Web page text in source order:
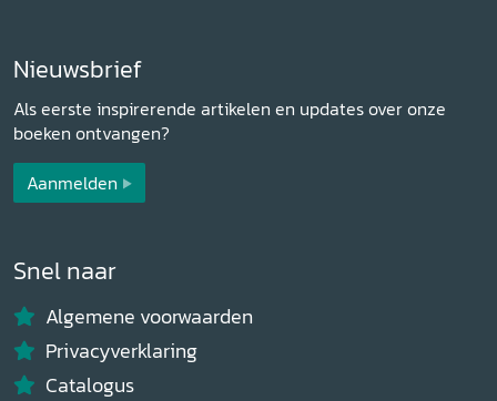
Nieuwsbrief
Als eerste inspirerende artikelen en updates over onze
boeken ontvangen?
Aanmelden
Snel naar
Algemene voorwaarden
Privacyverklaring
Catalogus